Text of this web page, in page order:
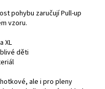
pohybu zaručují Pull-up
vzoru.
XL
děti
ale i pro pleny